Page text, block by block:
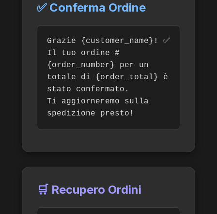
✅ Conferma Ordine
Grazie {customer_name}! ✅
Il tuo ordine #
{order_number} per un
totale di {order_total} è
stato confermato.
Ti aggiorneremo sulla
spedizione presto!
🛒 Recupero Ordini